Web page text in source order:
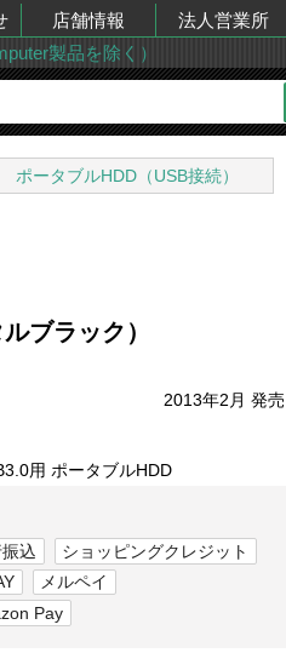
店舗情報 法人営業所
製品を除く）
ポータブルHDD（USB接続）
ブラック）
2013年2月 発売
用 ポータブルHDD
込
ショッピングクレジット
メルペイ
Pay